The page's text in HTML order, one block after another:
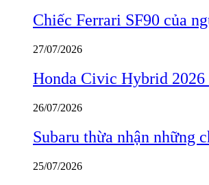
Chiếc Ferrari SF90 của
27/07/2026
Honda Civic Hybrid
26/07/2026
Subaru thừa nhận những
25/07/2026